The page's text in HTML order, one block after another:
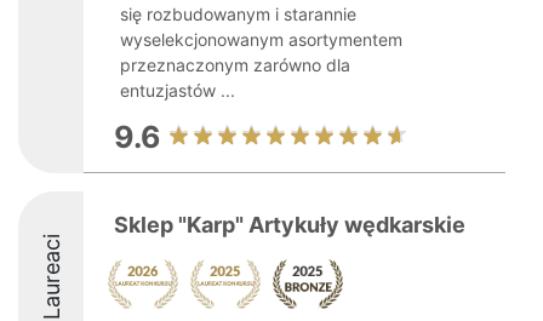
się rozbudowanym i starannie
wyselekcjonowanym asortymentem
przeznaczonym zarówno dla
entuzjastów ...
9.6
Laureaci
Sklep "Karp" Artykuły wędkarskie